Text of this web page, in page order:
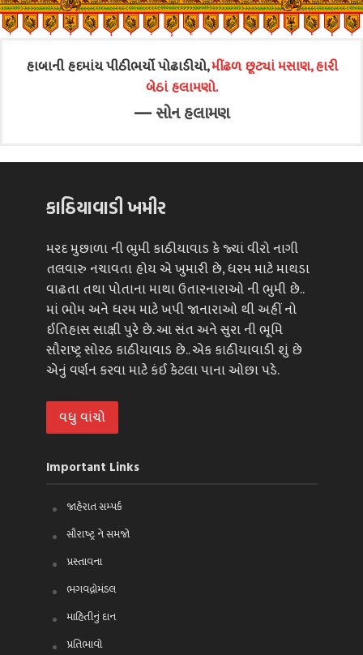
હાબાની હદમાંય પીઠીભર્યો પોઢાડીયો,મીંઢળ છૂટ્યાં મસાણ, હારી
બેઠાં હલામણો.
—સોન હલામણ
કાઠિયાવાડી ખમીર
મરદ મુછાળા ની ભુમી કાઠીયાવાડ કે જ્યાં વીરો નાગી
તલવારુ નચાવતા હોય એ ખુમારી છે, ધરમ માટે માથડા
વાઢતા તથા પોતાના માથા ઉતારનારાઓ ની ભુમી છે..
માં ભોમ અને ધરમ માટે ખપી જાનારાઓ થી અહીં નો
ઈતિહાસ સાક્ષી પુરે છે. આ સંત અને સુરા ની ભૂમિ
સૌરાષ્ટ્ર સોરઠ કાઠીયાવાડ છે.. એક કાઠીયાવાડી શું છે
એનું વર્ણન કરવા માટે કંઈ કેટલા પાના ઓછા પડે.
વધુ વાંચો
Important Links
જાહેરાત સમ્પર્ક
સૌરાષ્ટ્ર ને સમજો
પ્રસ્તાવના
ભગવદ્ગોમંડલ
માહિતીનું દાન
પ્રતિભાવો